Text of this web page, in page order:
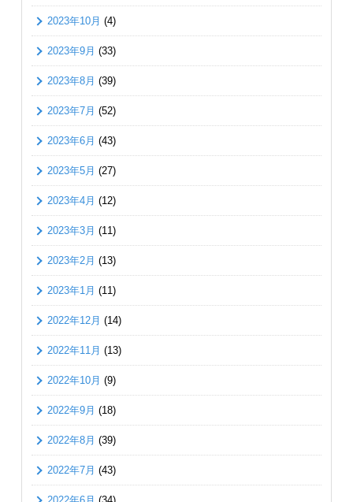
2023年10月 (4)
2023年9月 (33)
2023年8月 (39)
2023年7月 (52)
2023年6月 (43)
2023年5月 (27)
2023年4月 (12)
2023年3月 (11)
2023年2月 (13)
2023年1月 (11)
2022年12月 (14)
2022年11月 (13)
2022年10月 (9)
2022年9月 (18)
2022年8月 (39)
2022年7月 (43)